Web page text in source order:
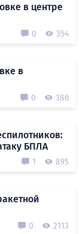
в центре
0 354
в
0 386
БПЛА
1 895
0 2113